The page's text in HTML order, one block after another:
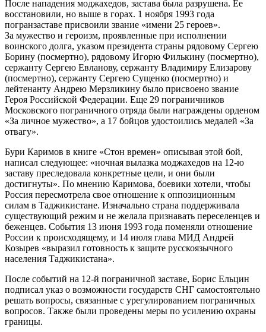
После нападения моджахедов, застава была разрушена. Ее
восстановили, но выше в горах. 1 ноября 1993 года
погранзаставе присвоили звание «имени 25 героев».
За мужество и героизм, проявленные при исполнении
воинского долга, указом президента страны рядовому Сергею
Борину (посмертно), рядовому Игорю Филькину (посмертно),
сержанту Сергею Евланову, сержанту Владимиру Елизарову
(посмертно), сержанту Сергею Сущенко (посмертно) и
лейтенанту Андрею Мерзликину было присвоено звание
Героя Российской Федерации. Еще 29 пограничников
Московского пограничного отряда были награждены орденом
«За личное мужество», а 17 бойцов удостоились медалей «За
отвагу».
Бури Каримов в книге «Стон времен» описывая этой бой,
написал следующее: «ночная вылазка моджахедов на 12-ю
заставу преследовала конкретные цели, и они были
достигнуты». По мнению Каримова, боевики хотели, чтобы
Россия пересмотрела свое отношение к оппозиционным
силам в Таджикистане. Изначально страна поддерживала
существующий режим и не желала признавать переселенцев и
беженцев. События 13 июня 1993 года поменяли отношение
России к происходящему, и 14 июля глава МИД Андрей
Козырев «выразил готовность к защите русскоязычного
населения Таджикистана».
После событий на 12-й пограничной заставе, Борис Ельцин
подписал указ о возможности государств СНГ самостоятельно
решать вопросы, связанные с урегулированием пограничных
вопросов. Также были проведены меры по усилению охраны
границы.